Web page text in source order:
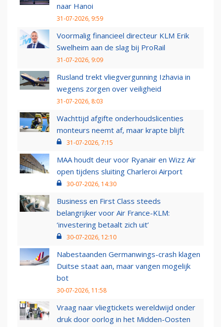
naar Hanoi
31-07-2026, 9:59
Voormalig financieel directeur KLM Erik
Swelheim aan de slag bij ProRail
31-07-2026, 9:09
Rusland trekt vliegvergunning Izhavia in
wegens zorgen over veiligheid
31-07-2026, 8:03
Wachttijd afgifte onderhoudslicenties
monteurs neemt af, maar krapte blijft
31-07-2026, 7:15
MAA houdt deur voor Ryanair en Wizz Air
open tijdens sluiting Charleroi Airport
30-07-2026, 14:30
Business en First Class steeds
belangrijker voor Air France-KLM:
‘investering betaalt zich uit’
30-07-2026, 12:10
Nabestaanden Germanwings-crash klagen
Duitse staat aan, maar vangen mogelijk
bot
30-07-2026, 11:58
Vraag naar vliegtickets wereldwijd onder
druk door oorlog in het Midden-Oosten